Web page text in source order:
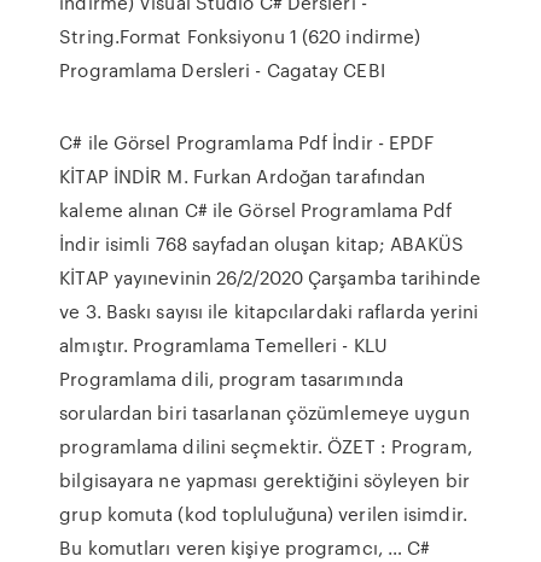
String.Format Fonksiyonu 1 (620 indirme)
Programlama Dersleri - Cagatay CEBI
C# ile Görsel Programlama Pdf İndir - EPDF
KİTAP İNDİR M. Furkan Ardoğan tarafından
kaleme alınan C# ile Görsel Programlama Pdf
İndir isimli 768 sayfadan oluşan kitap; ABAKÜS
KİTAP yayınevinin 26/2/2020 Çarşamba tarihinde
ve 3. Baskı sayısı ile kitapcılardaki raflarda yerini
almıştır. Programlama Temelleri - KLU
Programlama dili, program tasarımında
sorulardan biri tasarlanan çözümlemeye uygun
programlama dilini seçmektir. ÖZET : Program,
bilgisayara ne yapması gerektiğini söyleyen bir
grup komuta (kod topluluğuna) verilen isimdir.
Bu komutları veren kişiye programcı, … C#